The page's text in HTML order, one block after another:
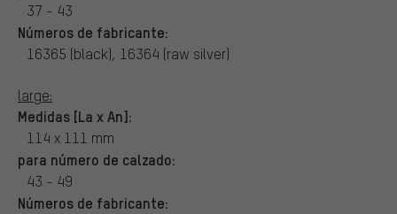
37 - 43
Números de fabricante:
16365 (black), 16364 (raw silver)
large:
Medidas [La x An]:
114 x 111 mm
para número de calzado:
43 - 49
Números de fabricante: